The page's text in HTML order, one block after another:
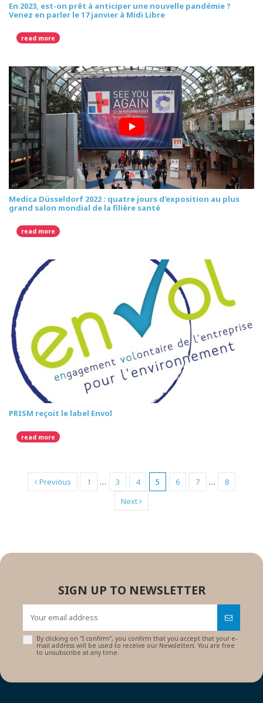
En 2023, est-on prêt à anticiper une nouvelle pandémie ?
Venez en parler le 17 janvier à Midi Libre
read more
Medica Düsseldorf 2022 : quatre jours d'exposition au plus
grand salon mondial de la filière santé
read more
PRISM reçoit le label Envol
read more
Previous 1 … 3 4 5 6 7 …
8
Next
SIGN UP TO NEWSLETTER
By clicking on "I confirm", you confirm that you accept that your e-
mail address will be used to receive our Newsletters. You are free
to unsubscribe at any time.